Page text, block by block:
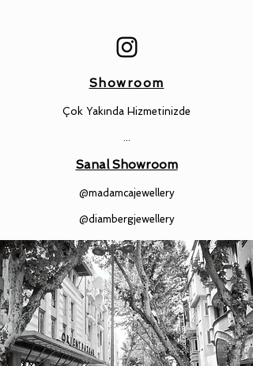
Showroom
Çok Yakında Hizmetinizde
...
Sanal Showroom
@madamcajewellery
@diambergjewellery